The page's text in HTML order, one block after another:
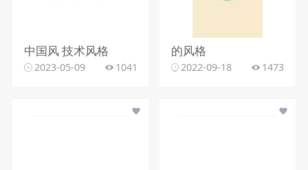
中国风 技术风格
2023-05-09 1041
的风格
2022-09-18 1473